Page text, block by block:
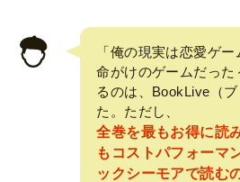
「俺の現実は恋愛ゲ
命がけのゲームだっ
るのは、BookLive（
た。ただし、
全巻を最もお得に読
もコストパフォーマ
ックシーモアで読む